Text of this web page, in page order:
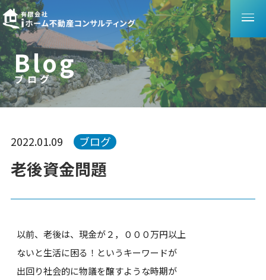
Blog
ブログ
ブログ
老後資金問題
2022.01.09 ブログ
以前、老後は、現金が２，０００万円以上
ないと生活に困る！というキーワードが
出回り社会的に物議を醸すような時期が